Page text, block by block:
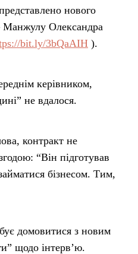
нового
Манжулу Олександра
bit.ly/3bQaAIH ).
керівником,
не вдалося.
контракт не
“Він підготував
бізнесом. Тим,
домовитися з новим
щодо інтерв’ю.